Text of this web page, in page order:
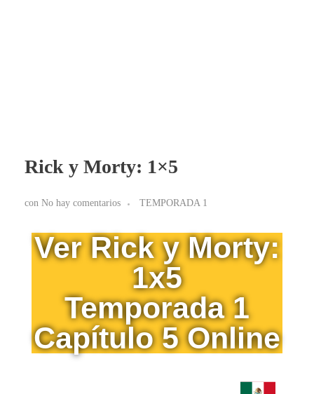
Rick y Morty: 1×5
con No hay comentarios TEMPORADA 1
Ver Rick y Morty:
1x5
Temporada 1
Capítulo 5 Online